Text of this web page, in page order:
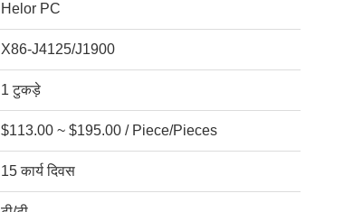
Helor PC
X86-J4125/J1900
1 टुकड़े
$113.00 ~ $195.00 / Piece/Pieces
15 कार्य दिवस